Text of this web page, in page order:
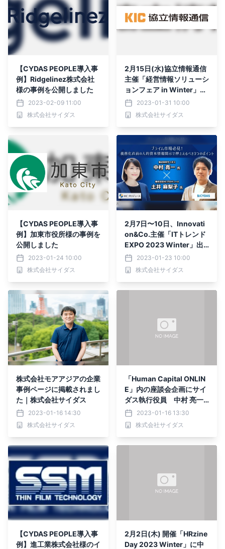
【CYDAS PEOPLE導入事
例】Ridgelinez株式会社
様の事例を公開しました
2023-02-09 11:00
株式会社サイダス
2月15日(水)協立情報通信
主催「経営情報ソリューシ
ョンフェア in Winter」出
展のお知らせ
2023-01-31 10:00
株式会社サイダス
【CYDAS PEOPLE導入事
例】加東市役所様の事例を
公開しました
2023-01-24 10:00
株式会社サイダス
2月7日〜10日、Innovati
on&Co.主催「ITトレンド
EXPO 2023 Winter」出
展のお知らせ｜株式会社サ
イダス
2023-01-23 10:00
株式会社サイダス
株式会社モアアジアの企業
事例ページに掲載されまし
た｜株式会社サイダス
2023-01-16 14:30
株式会社サイダス
「Human Capital ONLIN
E」内の座談会企画にサイ
ダス執行役員 中村 亮一
が参加しました
2023-01-16 13:30
株式会社サイダス
【CYDAS PEOPLE導入事
例】進工業株式会社様のイ
2月2日(木) 開催「HRzine
Day 2023 Winter」に中